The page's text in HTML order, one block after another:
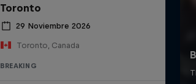
Toronto
29 Noviembre 2026
Toronto, Canada
BREAKING